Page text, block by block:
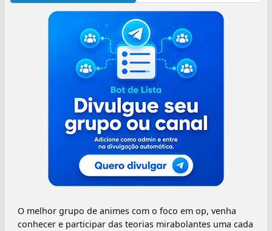
O melhor grupo de animes com o foco em op, venha
conhecer e participar das teorias mirabolantes uma cada